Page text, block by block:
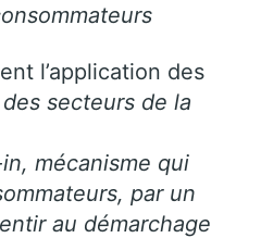
l’application des
des secteurs de la
mécanisme qui
par un
au démarchage